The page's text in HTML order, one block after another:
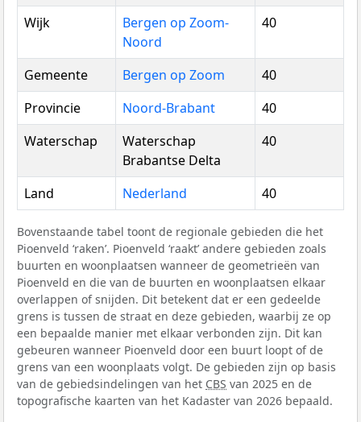
Wijk
Bergen op Zoom-
Noord
40
Gemeente Bergen op Zoom
40
Provincie
Noord-Brabant
40
Waterschap
Waterschap
Brabantse Delta
40
Land Nederland 40
Bovenstaande tabel toont de regionale gebieden die het
Pioenveld ‘raken’. Pioenveld ‘raakt’ andere gebieden zoals
buurten en woonplaatsen wanneer de geometrieën van
Pioenveld en die van de buurten en woonplaatsen elkaar
overlappen of snijden. Dit betekent dat er een gedeelde
grens is tussen de straat en deze gebieden, waarbij ze op
een bepaalde manier met elkaar verbonden zijn. Dit kan
gebeuren wanneer Pioenveld door een buurt loopt of de
grens van een woonplaats volgt. De gebieden zijn op basis
van de gebiedsindelingen van het CBS van 2025 en de
topografische kaarten van het Kadaster van 2026 bepaald.